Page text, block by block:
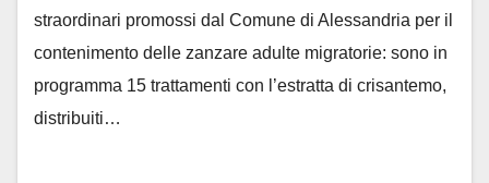
straordinari promossi dal Comune di Alessandria per il
contenimento delle zanzare adulte migratorie: sono in
programma 15 trattamenti con l’estratta di crisantemo,
distribuiti…